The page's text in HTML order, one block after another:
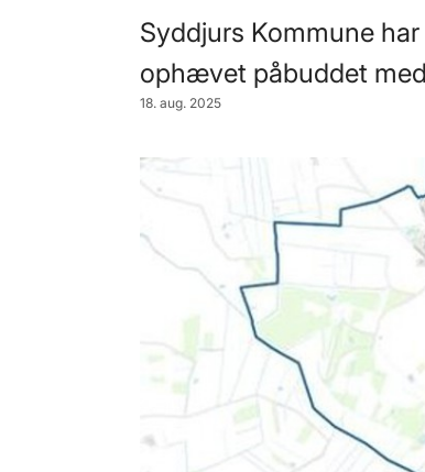
Syddjurs Kommune
ophævet påbuddet
18. aug. 2025